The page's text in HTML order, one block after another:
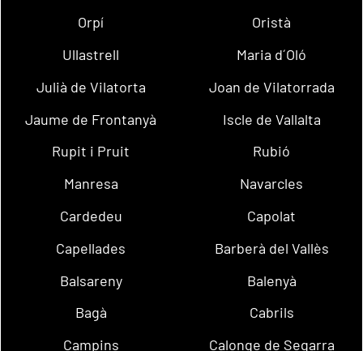
Orpí
Oristà
Ullastrell
Maria d´Oló
Julià de Vilatorta
Joan de Vilatorrada
Jaume de Frontanyà
Iscle de Vallalta
Rupit i Pruit
Rubió
Manresa
Navarcles
Cardedeu
Capolat
Capellades
Barberà del Vallès
Balsareny
Balenyà
Bagà
Cabrils
Campins
Calonge de Segarra